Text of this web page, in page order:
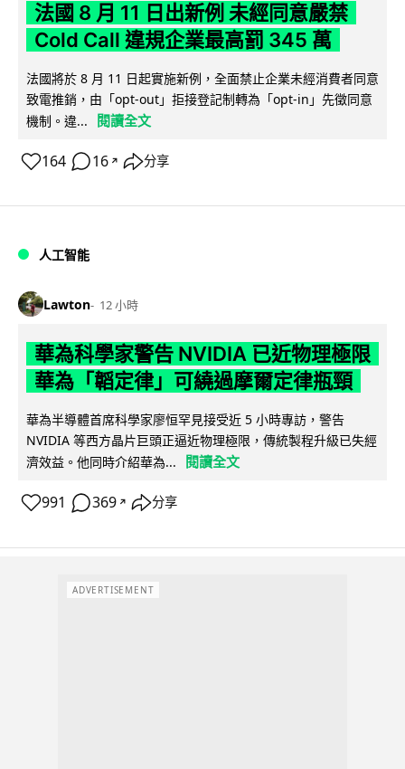
法國 8 月 11 日出新例 未經同意嚴禁
Cold Call 違規企業最高罰 345 萬
法國將於 8 月 11 日起實施新例，全面禁止企業未經消費者同意
致電推銷，由「opt-out」拒接登記制轉為「opt-in」先徵同意
機制。違...
閱讀全文
164 16 ↗ 分享
人工智能
Lawton 12 小時
華為科學家警告 NVIDIA 已近物理極限
華為「韜定律」可繞過摩爾定律瓶頸
華為半導體首席科學家廖恒罕見接受近 5 小時專訪，警告
NVIDIA 等西方晶片巨頭正逼近物理極限，傳統製程升級已失經
濟效益。他同時介紹華為...
閱讀全文
991 369 ↗ 分享
ADVERTISEMENT